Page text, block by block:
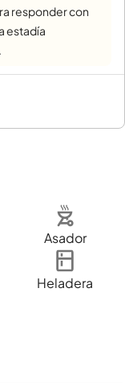
responder con
estadía
Asador
Heladera